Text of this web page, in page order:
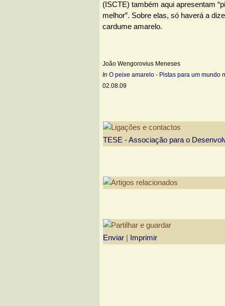
(ISCTE) também aqui apresentam
melhor”. Sobre elas, só haverá a
cardume amarelo.
João Wengorovius Meneses
In O peixe amarelo - Pistas para um mundo
02.08.09
TESE - Associação para o
Enviar | Imprimir